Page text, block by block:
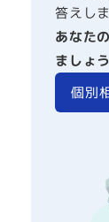
答えしま
あなた
ましょ
個別